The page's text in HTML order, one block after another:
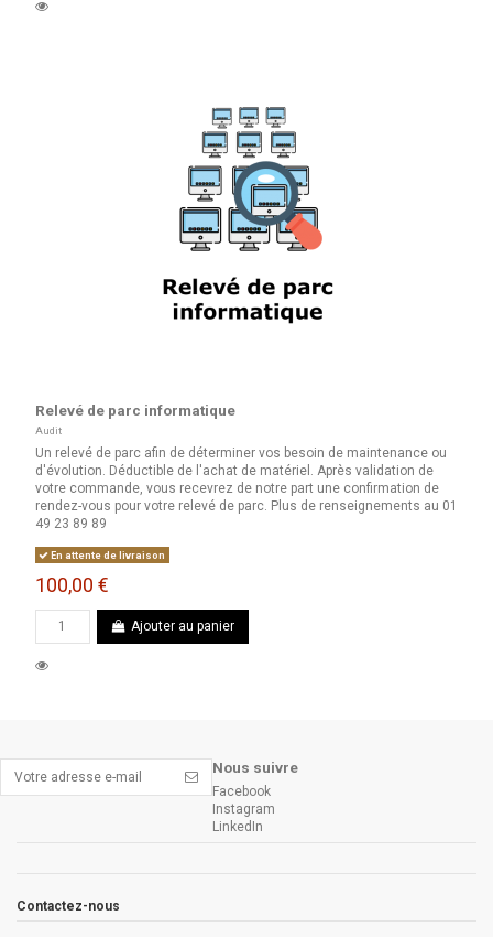
Relevé de parc informatique
Audit
Un relevé de parc afin de déterminer vos besoin de maintenance ou
d'évolution. Déductible de l'achat de matériel. Après validation de
votre commande, vous recevrez de notre part une confirmation de
rendez-vous pour votre relevé de parc. Plus de renseignements au 01
49 23 89 89
En attente de livraison
100,00 €
Ajouter au panier
Nous suivre
Facebook
Instagram
LinkedIn
Contactez-nous